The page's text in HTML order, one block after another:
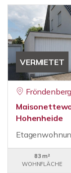
VERMIETET
Fröndenberg
Hohenheide
83 m²
WOHNFLÄCHE